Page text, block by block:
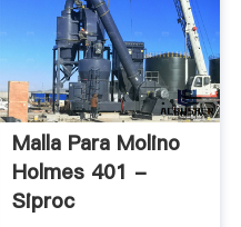
Malla Para Molino
Holmes 401 -
Siproc